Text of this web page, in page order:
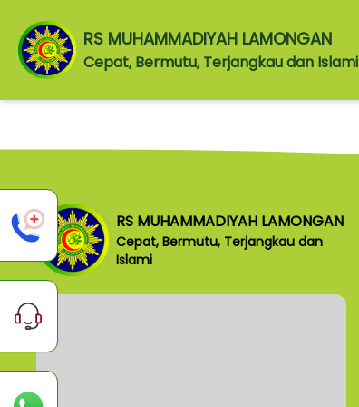
RS MUHAMMADIYAH LAMONGAN
Cepat, Bermutu, Terjangkau dan Islami
RS MUHAMMADIYAH LAMONGAN
Cepat, Bermutu, Terjangkau dan
Islami